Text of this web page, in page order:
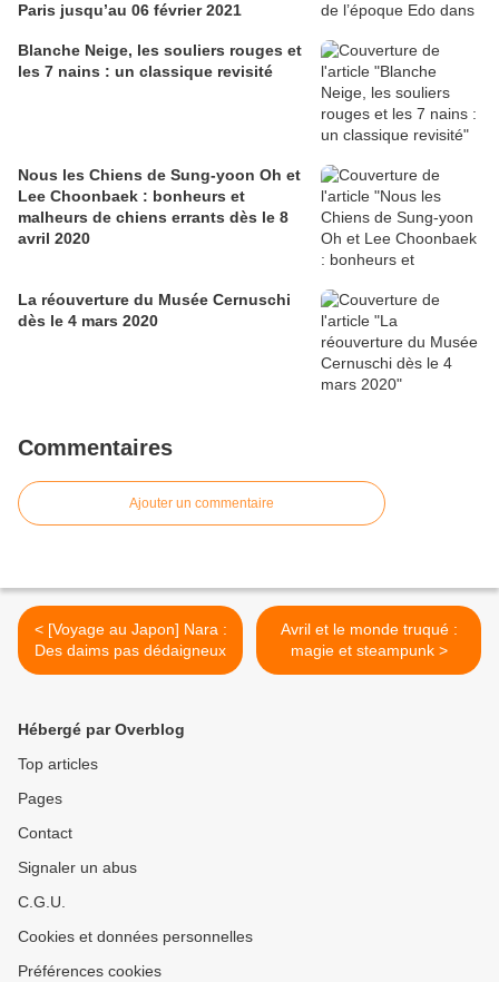
Paris jusqu’au 06 février 2021
Blanche Neige, les souliers rouges et
les 7 nains : un classique revisité
Nous les Chiens de Sung-yoon Oh et
Lee Choonbaek : bonheurs et
malheurs de chiens errants dès le 8
avril 2020
La réouverture du Musée Cernuschi
dès le 4 mars 2020
Commentaires
Ajouter un commentaire
< [Voyage au Japon] Nara :
Des daims pas dédaigneux
Avril et le monde truqué :
magie et steampunk >
Hébergé par Overblog
Top articles
Pages
Contact
Signaler un abus
C.G.U.
Cookies et données personnelles
Préférences cookies